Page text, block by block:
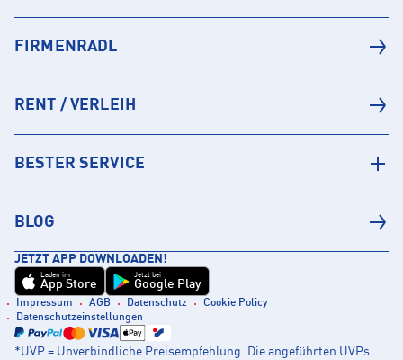
FIRMENRADL
RENT / VERLEIH
BESTER SERVICE
BLOG
JETZT APP DOWNLOADEN!
Laden im
App Store
Jetzt bei
Google Play
Impressum AGB Datenschutz
Cookie Policy
Datenschutzeinstellungen
*UVP = Unverbindliche Preisempfehlung. Die angeführten UVPs